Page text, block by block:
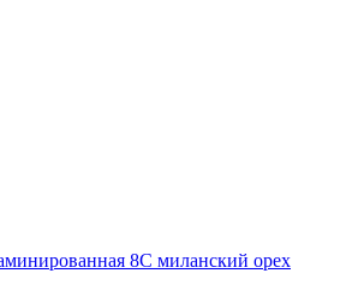
8С миланский орех